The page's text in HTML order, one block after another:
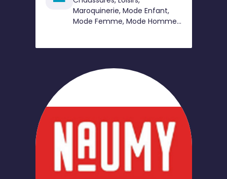
Maroquinerie, Mode Enfant,
Mode Femme, Mode Homme,